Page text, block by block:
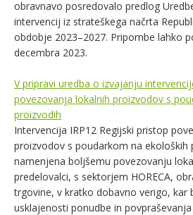
obravnavo posredovalo predlog
intervencij iz strateškega načrta
obdobje 2023–2027. Pripombe lahko
decembra 2023.
V pripravi uredba o izvajanju
povezovanja lokalnih proizvodov s
proizvodih
Intervencija IRP12 Regijski pristop
proizvodov s poudarkom na ekoloških
namenjena boljšemu povezovanju
predelovalci, s sektorjem HORECA,
trgovine, v kratko dobavno verigo, kar
usklajenosti ponudbe in